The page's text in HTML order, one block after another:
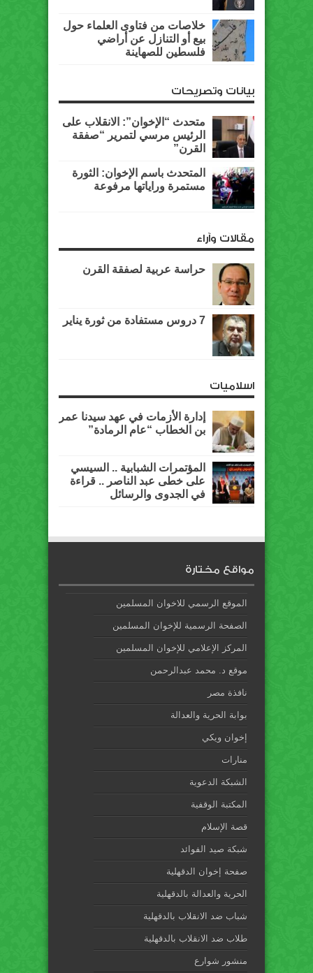
خلاصات من فتاوى العلماء حول
بيع أو التنازل عن أراضي
فلسطين للصهاينة
بيانات وتصريحات
متحدث “الإخوان”: الانقلاب على
الرئيس مرسي لتمرير “صفقة
القرن”
المتحدث باسم الإخوان: الثورة
مستمرة وراياتها مرفوعة
مقالات وآراء
حراسة عربية لصفقة القرن
7 دروس مستفادة من ثورة يناير
اسلاميات
إدارة الأزمات في عهد سيدنا عمر
بن الخطاب “عام الرمادة”
المؤتمرات الشبابية .. السيسي
على خطى عبد الناصر .. قراءة
في الجدوى والرسائل
مواقع مختارة
الموقع الرسمي للاخوان المسلمين
الصفحة الرسمية للإخوان المسلمين
المركز الإعلامي للإخوان المسلمين
موقع د. محمد عبدالرحمن
نافذة مصر
بوابة الحرية والعدالة
إخوان ويكي
منارات
الشبكة الدعوية
المكتبة الوقفية
قصة الإسلام
شبكة صيد الفوائد
صفحة إخوان الدقهلية
الحرية والعدالة بالدقهلية
شباب ضد الانقلاب بالدقهلية
طلاب ضد الانقلاب بالدقهلية
منشور شوارع